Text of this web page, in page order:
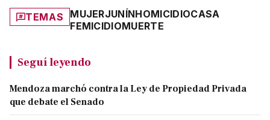
TEMAS MUJERJUNÍNHOMICIDIOCASA
FEMICIDIOMUERTE
Seguí leyendo
Mendoza marchó contra la Ley de Propiedad Privada
que debate el Senado